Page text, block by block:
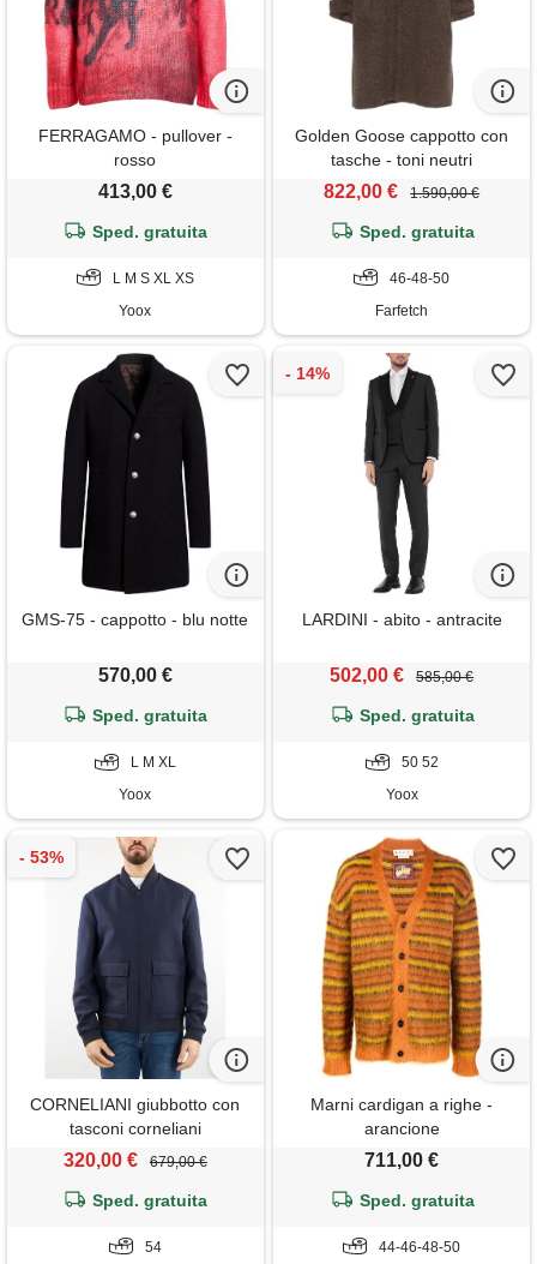
FERRAGAMO - pullover -
rosso
413,00 €
Sped. gratuita
L M S XL XS
Yoox
Golden Goose cappotto con
tasche - toni neutri
822,00 € 1.590,00 €
Sped. gratuita
46-48-50
Farfetch
GMS-75 - cappotto - blu notte
570,00 €
Sped. gratuita
L M XL
Yoox
LARDINI - abito - antracite
502,00 € 585,00 €
Sped. gratuita
50 52
Yoox
CORNELIANI giubbotto con
tasconi corneliani
320,00 € 679,00 €
Sped. gratuita
54
Marni cardigan a righe -
arancione
711,00 €
Sped. gratuita
44-46-48-50